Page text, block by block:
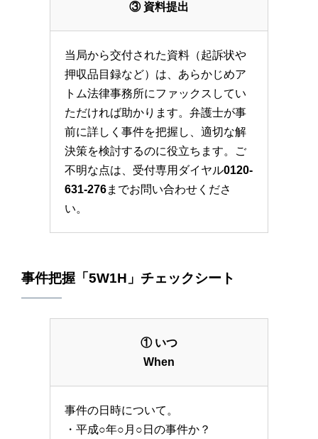
③ 資料提出
当局から交付された資料（起訴状や
押収品目録など）は、あらかじめア
トム法律事務所にファックスしてい
ただければ助かります。弁護士が事
前に詳しく事件を把握し、適切な解
決策を検討するのに役立ちます。ご
不明な点は、受付専用ダイヤル0120-
631-276までお問い合わせくださ
い。
事件把握「5W1H」チェックシート
① いつ
When
事件の日時について。
・平成○年○月○日の事件か？